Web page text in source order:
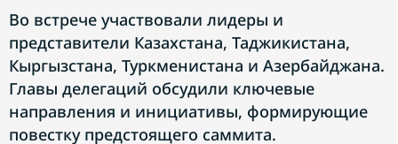
Во встрече участвовали лидеры и
представители Казахстана, Таджикистана,
Кыргызстана, Туркменистана и Азербайджана.
Главы делегаций обсудили ключевые
направления и инициативы, формирующие
повестку предстоящего саммита.